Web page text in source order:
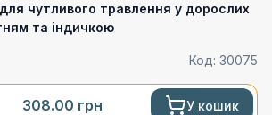
чутливого травлення у дорослих
та індичкою
Код: 30075
308.00 грн У кошик